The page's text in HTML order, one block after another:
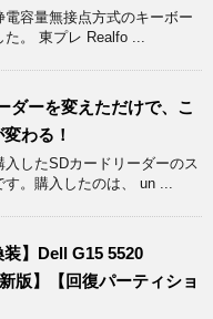
電容量無接点方式のキーボー
た。 東プレ Realfo ...
ダーを変えただけで、こ
わる！
入したSDカードリーダーのス
。購入したのは、 un ...
装】Dell G15 5520
版】【回復パーティショ